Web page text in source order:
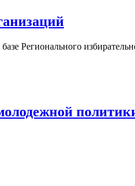
Регионального